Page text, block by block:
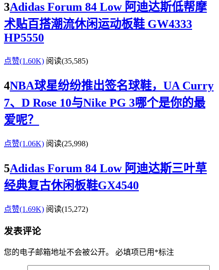
3Adidas Forum 84 Low 阿迪达斯低帮摩
术贴百搭潮流休闲运动板鞋 GW4333
HP5550
点赞(1.60K) 阅读(35,585)
4NBA球星纷纷推出签名球鞋，UA Curry
7、D Rose 10与Nike PG 3哪个是你的最
爱呢？
点赞(1.06K) 阅读(25,998)
5Adidas Forum 84 Low 阿迪达斯三叶草
经典复古休闲板鞋GX4540
点赞(1.69K) 阅读(15,272)
发表评论
您的电子邮箱地址不会被公开。 必填项已用 *标注